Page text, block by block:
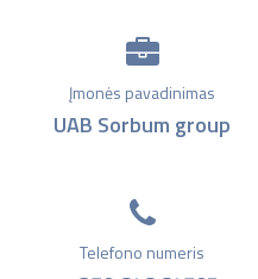
Įmonės pavadinimas
UAB Sorbum group
Telefono numeris